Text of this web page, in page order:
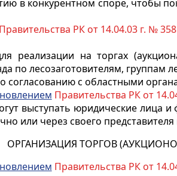
в конкурентном споре, чтобы
Правительства РК от 14.04.03 г. №
на торгах
лесозаготовителям, группам
согласованию с областными
Правительства РК от
выступать юридические
или через своего
ОРГАНИЗАЦИЯ ТОРГОВ
Правительства РК от